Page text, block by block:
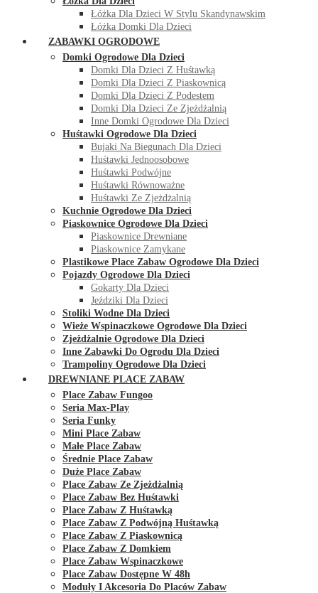
Łóżka Dla Dzieci W Stylu Skandynawskim
Łóżka Domki Dla Dzieci
ZABAWKI OGRODOWE
Domki Ogrodowe Dla Dzieci
Domki Dla Dzieci Z Huśtawką
Domki Dla Dzieci Z Piaskownicą
Domki Dla Dzieci Z Podestem
Domki Dla Dzieci Ze Zjeżdżalnią
Inne Domki Ogrodowe Dla Dzieci
Huśtawki Ogrodowe Dla Dzieci
Bujaki Na Biegunach Dla Dzieci
Huśtawki Jednoosobowe
Huśtawki Podwójne
Huśtawki Równoważne
Huśtawki Ze Zjeżdżalnią
Kuchnie Ogrodowe Dla Dzieci
Piaskownice Ogrodowe Dla Dzieci
Piaskownice Drewniane
Piaskownice Zamykane
Plastikowe Place Zabaw Ogrodowe Dla Dzieci
Pojazdy Ogrodowe Dla Dzieci
Gokarty Dla Dzieci
Jeździki Dla Dzieci
Stoliki Wodne Dla Dzieci
Wieże Wspinaczkowe Ogrodowe Dla Dzieci
Zjeżdżalnie Ogrodowe Dla Dzieci
Inne Zabawki Do Ogrodu Dla Dzieci
Trampoliny Ogrodowe Dla Dzieci
DREWNIANE PLACE ZABAW
Place Zabaw Fungoo
Seria Max-Play
Seria Funky
Mini Place Zabaw
Małe Place Zabaw
Średnie Place Zabaw
Duże Place Zabaw
Place Zabaw Ze Zjeżdżalnią
Place Zabaw Bez Huśtawki
Place Zabaw Z Huśtawką
Place Zabaw Z Podwójną Huśtawką
Place Zabaw Z Piaskownicą
Place Zabaw Z Domkiem
Place Zabaw Wspinaczkowe
Place Zabaw Dostępne W 48h
Moduły I Akcesoria Do Placów Zabaw